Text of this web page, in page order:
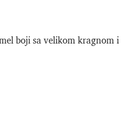
boji sa velikom kragnom i